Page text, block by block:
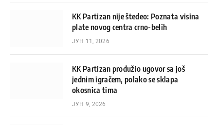
KK Partizan nije štedeo: Poznata visina
plate novog centra crno-belih
ЈУН 11, 2026
KK Partizan produžio ugovor sa još
jednim igračem, polako se sklapa
okosnica tima
ЈУН 9, 2026